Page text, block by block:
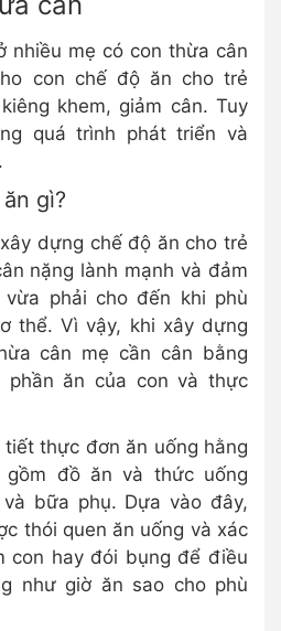
nhiều mẹ có con thừa cân
con chế độ ăn cho trẻ
khem, giảm cân. Tuy
quá trình phát triển và
gì?
dựng chế độ ăn cho trẻ
nặng lành mạnh và đảm
phải cho đến khi phù
thể. Vì vậy, khi xây dựng
cân mẹ cần cân bằng
phần ăn của con và thực
thực đơn ăn uống hằng
gồm đồ ăn và thức uống
bữa phụ. Dựa vào đây,
thói quen ăn uống và xác
con hay đói bụng để điều
như giờ ăn sao cho phù